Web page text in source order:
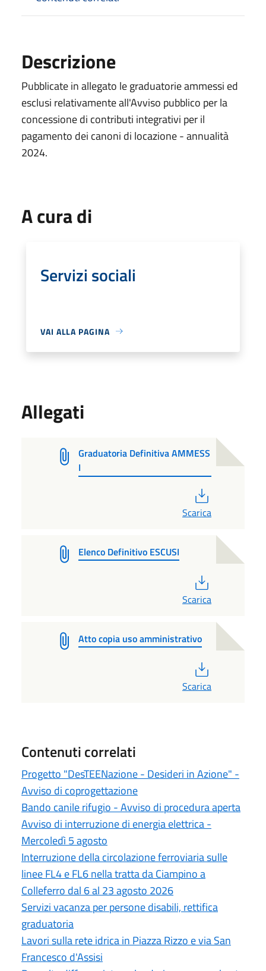
Descrizione
Pubblicate in allegato le graduatorie ammessi ed
esclusi relativamente all'Avviso pubblico per la
concessione di contributi integrativi per il
pagamento dei canoni di locazione - annualità
2024.
A cura di
Servizi sociali
VAI ALLA PAGINA
Allegati
Graduatoria Definitiva AMMESS
I
Scarica
Elenco Definitivo ESCUSI
Scarica
Atto copia uso amministrativo
Scarica
Contenuti correlati
Progetto "DesTEENazione - Desideri in Azione" -
Avviso di coprogettazione
Bando canile rifugio - Avviso di procedura aperta
Avviso di interruzione di energia elettrica -
Mercoledì 5 agosto
Interruzione della circolazione ferroviaria sulle
linee FL4 e FL6 nella tratta da Ciampino a
Colleferro dal 6 al 23 agosto 2026
Servizi vacanza per persone disabili, rettifica
graduatoria
Lavori sulla rete idrica in Piazza Rizzo e via San
Francesco d'Assisi